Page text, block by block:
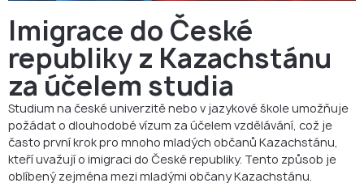
Potřebujete pomoc s imigrací do České republiky?
FAQ
Imigrace do České
republiky z Kazachstánu
za účelem studia
Studium na české univerzitě nebo v jazykové škole umožňuje
požádat o dlouhodobé vízum za účelem vzdělávání, což je
často první krok pro mnoho mladých občanů Kazachstánu,
kteří uvažují o imigraci do České republiky. Tento způsob je
oblíbený zejména mezi mladými občany Kazachstánu.